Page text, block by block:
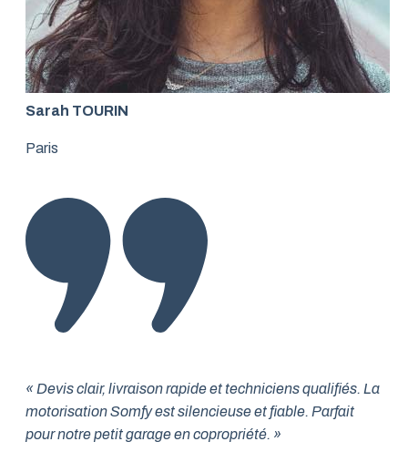
Sarah TOURIN
Paris
« Devis clair, livraison rapide et techniciens qualifiés. La
motorisation Somfy est silencieuse et fiable. Parfait
pour notre petit garage en copropriété. »